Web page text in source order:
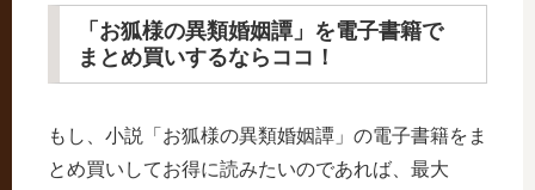
「お狐様の異類婚姻譚」を電子書籍で
まとめ買いするならココ！
もし、小説「お狐様の異類婚姻譚」の電子書籍をま
とめ買いしてお得に読みたいのであれば、最大